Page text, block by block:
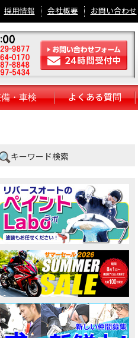
採用情報 会社概要 お問い合わせ
・車検 よくある質問
キーワード検索